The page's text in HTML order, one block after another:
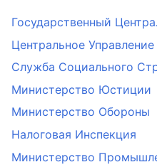
Государственный
Центральное
Служба Социального
Министерство Юстиции
Министерство Обороны
Налоговая Инспекция
Министерство